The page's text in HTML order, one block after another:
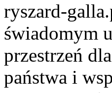
ryszard-
świadomym
przestrzeń
państwa i